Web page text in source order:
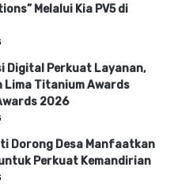
Melalui Kia PV5 di
Digital Perkuat Layanan,
Lima Titanium Awards
2026
Dorong Desa Manfaatkan
Perkuat Kemandirian